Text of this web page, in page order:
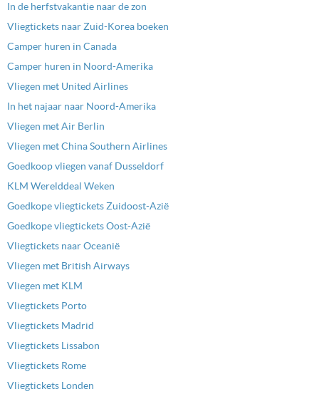
In de herfstvakantie naar de zon
Vliegtickets naar Zuid-Korea boeken
Camper huren in Canada
Camper huren in Noord-Amerika
Vliegen met United Airlines
In het najaar naar Noord-Amerika
Vliegen met Air Berlin
Vliegen met China Southern Airlines
Goedkoop vliegen vanaf Dusseldorf
KLM Werelddeal Weken
Goedkope vliegtickets Zuidoost-Azië
Goedkope vliegtickets Oost-Azië
Vliegtickets naar Oceanië
Vliegen met British Airways
Vliegen met KLM
Vliegtickets Porto
Vliegtickets Madrid
Vliegtickets Lissabon
Vliegtickets Rome
Vliegtickets Londen